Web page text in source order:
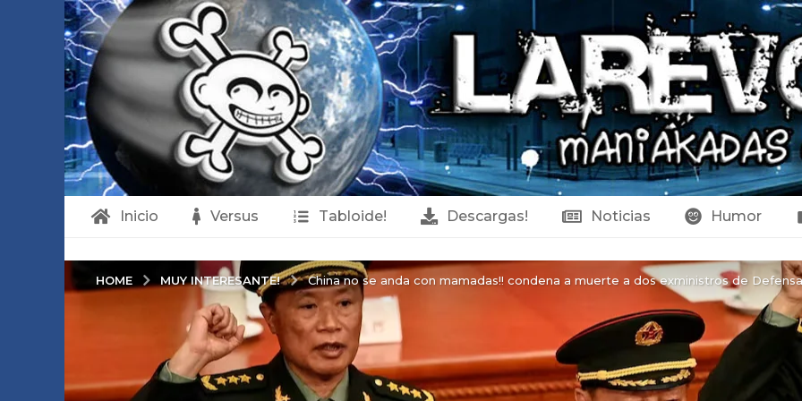
Inicio Versus Tabloide! Descargas! Noticias Humor
HOME MUY INTERESANTE! China no se anda con mamadas!! condena a muerte a dos exministros de